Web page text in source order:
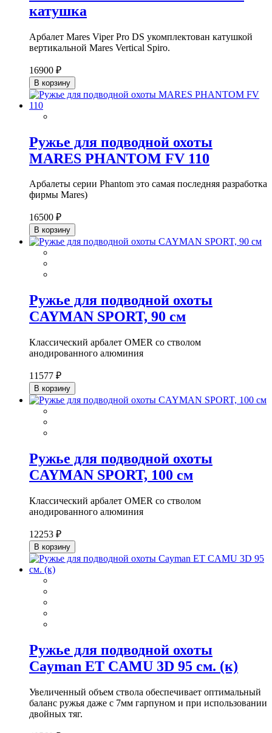
катушка
Арбалет Mares Viper Pro DS укомплектован катушкой
вертикальной Mares Vertical Spiro.
16900 ₽
В корзину
Ружье для подводной охоты
MARES PHANTOM FV 110
Арбалеты серии Phantom это самая последняя разработка
фирмы Mares)
16500 ₽
В корзину
Ружье для подводной охоты
CAYMAN SPORT, 90 см
Классический арбалет OMER со стволом
анодированного алюминия
11577 ₽
В корзину
Ружье для подводной охоты
CAYMAN SPORT, 100 см
Классический арбалет OMER со стволом
анодированного алюминия
12253 ₽
В корзину
Ружье для подводной охоты
Cayman ET CAMU 3D 95 см. (к)
Увеличенный объем ствола обеспечивает оптимальный
баланс ружья даже с 7мм гарпуном и при использовании
двойных тяг.